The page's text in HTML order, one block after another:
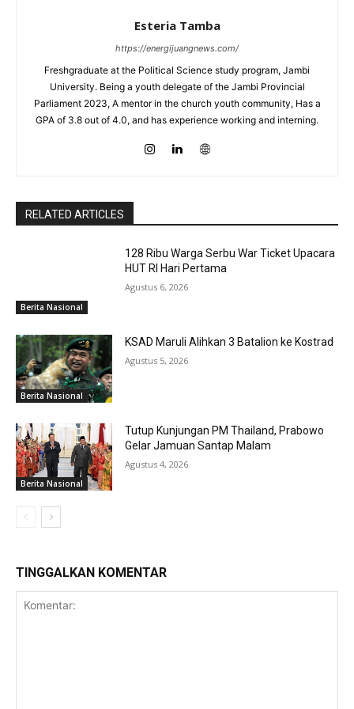
Esteria Tamba
https://energijuangnews.com/
Freshgraduate at the Political Science study program, Jambi
University. Being a youth delegate of the Jambi Provincial
Parliament 2023, A mentor in the church youth community, Has a
GPA of 3.8 out of 4.0, and has experience working and interning.
RELATED ARTICLES
Berita Nasional
128 Ribu Warga Serbu War Ticket Upacara
HUT RI Hari Pertama
Agustus 6, 2026
Berita Nasional
KSAD Maruli Alihkan 3 Batalion ke Kostrad
Agustus 5, 2026
Berita Nasional
Tutup Kunjungan PM Thailand, Prabowo
Gelar Jamuan Santap Malam
Agustus 4, 2026
TINGGALKAN KOMENTAR